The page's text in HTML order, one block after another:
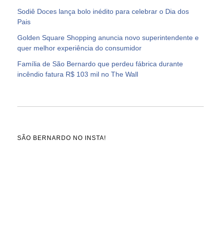
Sodiê Doces lança bolo inédito para celebrar o Dia dos
Pais
Golden Square Shopping anuncia novo superintendente e
quer melhor experiência do consumidor
Família de São Bernardo que perdeu fábrica durante
incêndio fatura R$ 103 mil no The Wall
SÃO BERNARDO NO INSTA!